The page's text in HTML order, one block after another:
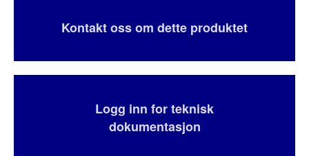
Kontakt oss om dette produktet
Logg inn for teknisk
dokumentasjon